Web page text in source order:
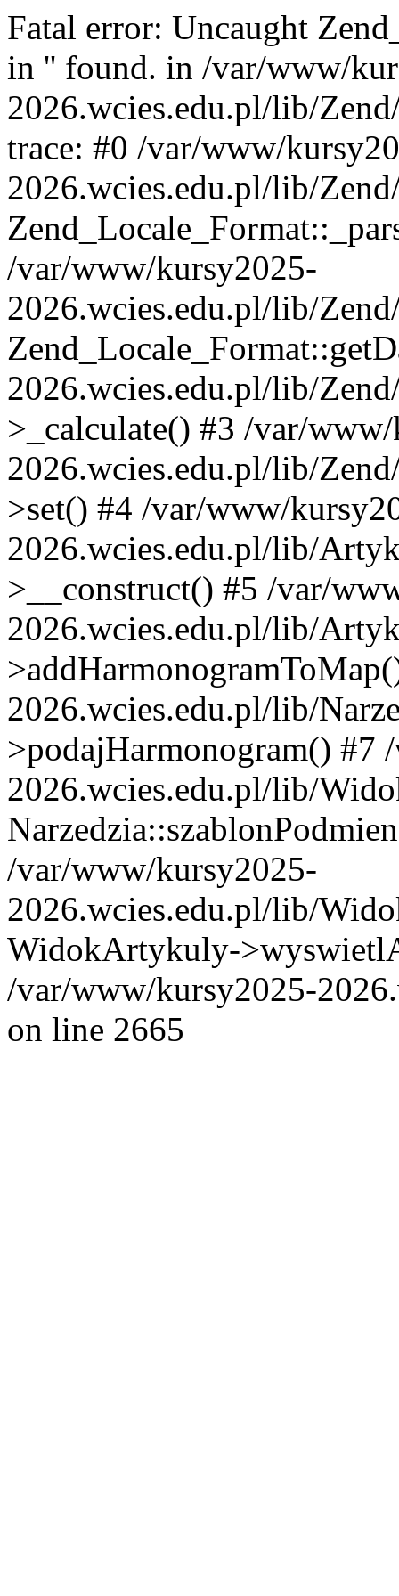
Fatal error: Uncaught
in '' found. in /var/www/
2026.wcies.edu.pl/lib/
trace: #0 /var/www/
2026.wcies.edu.pl/lib/
/var/www/kursy2025-
2026.wcies.edu.pl/lib/
2026.wcies.edu.pl/lib/
>_calculate() #3 /var/
2026.wcies.edu.pl/lib/
>set() #4 /var/www/
2026.wcies.edu.pl/lib/
>__construct() #5 /var/
2026.wcies.edu.pl/lib/
2026.wcies.edu.pl/lib/
>podajHarmonogram() #7
2026.wcies.edu.pl/lib/
/var/www/kursy2025-
2026.wcies.edu.pl/lib/
WidokArtykuly-
/var/www/kursy2025-
on line 2665